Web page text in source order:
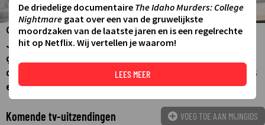
Originele comedyserie waarin Keegan-Michael Key en
Jordan Peele, twee relevante komieken en schrijvers die
gewend zijn dingen van buitenaf te observeren, het leven
op provocerende wijze bekijken door middel van sketches
en livefragmenten.
Komende tv-uitzendingen VOEG TOE AAN MIJNGIDS
De driedelige documentaire The Idaho Murders: College
Nightmare gaat over een van de gruwelijkste
moordzaken van de laatste jaren en is een regelrechte
hit op Netflix. Wij vertellen je waarom!
LEES MEER